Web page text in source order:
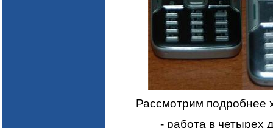
Рассмотрим подробнее
- работа в четырех